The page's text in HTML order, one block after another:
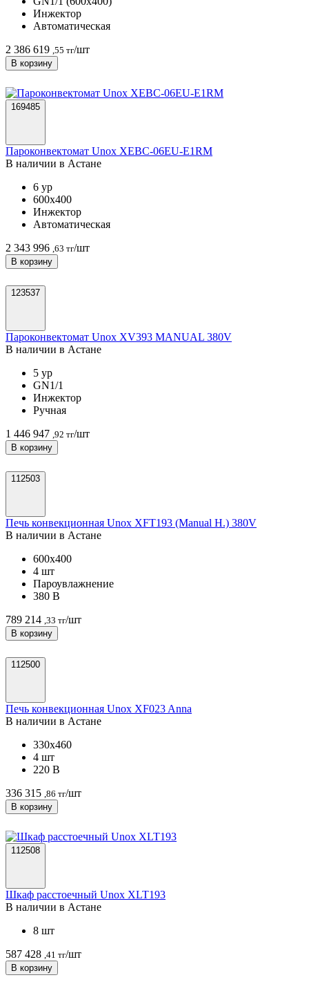
Инжектор
Автоматическая
2 386 619 ,55 тг/шт
В корзину
169485
Пароконвектомат Unox XEBC-06EU-E1RM
В наличии в Астанe
6 ур
600х400
Инжектор
Автоматическая
2 343 996 ,63 тг/шт
В корзину
123537
Пароконвектомат Unox XV393 MANUAL 380V
В наличии в Астанe
5 ур
GN1/1
Инжектор
Ручная
1 446 947 ,92 тг/шт
В корзину
112503
Печь конвекционная Unox XFT193 (Manual H.) 380V
В наличии в Астанe
600х400
4 шт
Пароувлажнение
380 В
789 214 ,33 тг/шт
В корзину
112500
Печь конвекционная Unox XF023 Anna
В наличии в Астанe
330х460
4 шт
220 В
336 315 ,86 тг/шт
В корзину
112508
Шкаф расстоечный Unox XLT193
В наличии в Астанe
8 шт
587 428 ,41 тг/шт
В корзину